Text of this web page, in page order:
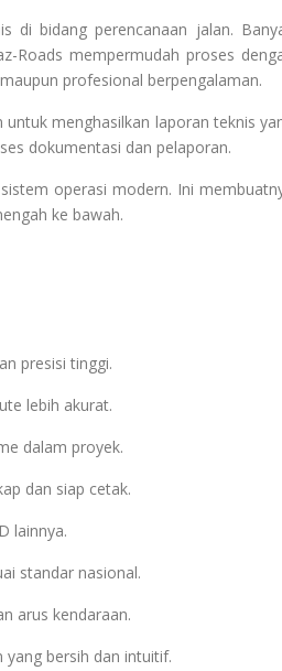
di bidang perencanaan jalan.
Roads mempermudah proses
profesional berpengalaman.
menghasilkan laporan teknis
dokumentasi dan pelaporan.
operasi modern. Ini
ke bawah.
presisi tinggi.
lebih akurat.
dalam proyek.
dan siap cetak.
lainnya.
standar nasional.
arus kendaraan.
bersih dan intuitif.